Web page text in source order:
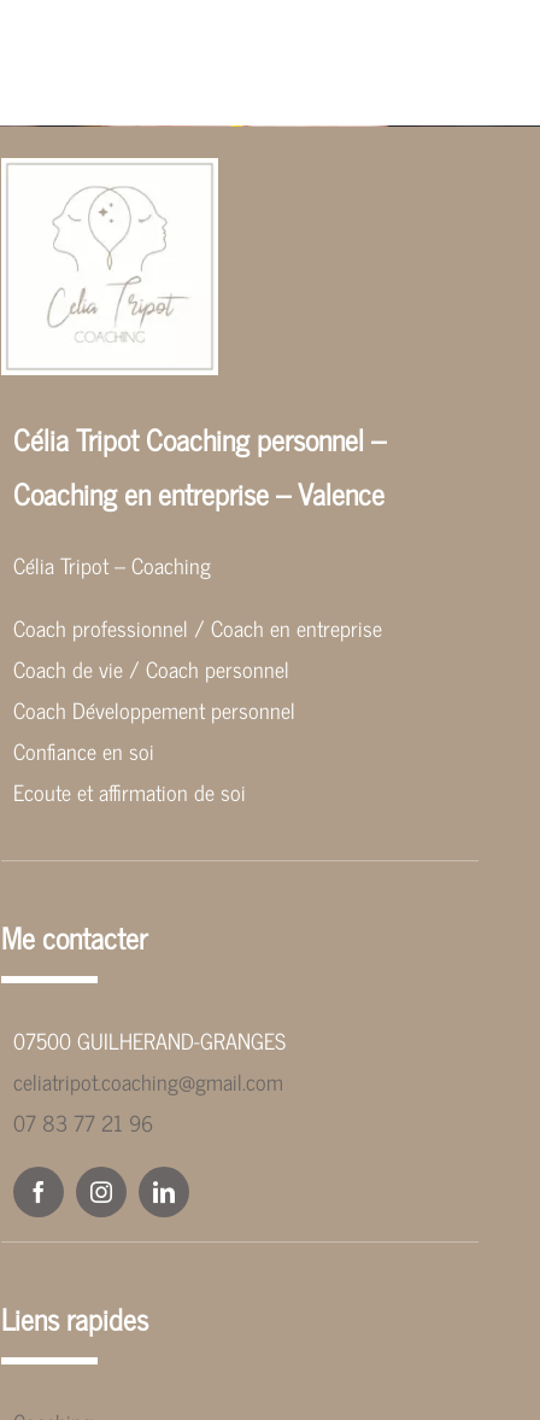
Célia Tripot Coaching personnel –
Coaching en entreprise – Valence
Célia Tripot – Coaching
Coach professionnel / Coach en entreprise
Coach de vie / Coach personnel
Coach Développement personnel
Confiance en soi
Ecoute et affirmation de soi
Me contacter
07500 GUILHERAND-GRANGES
celiatripot.coaching@gmail.com
07 83 77 21 96
Liens rapides